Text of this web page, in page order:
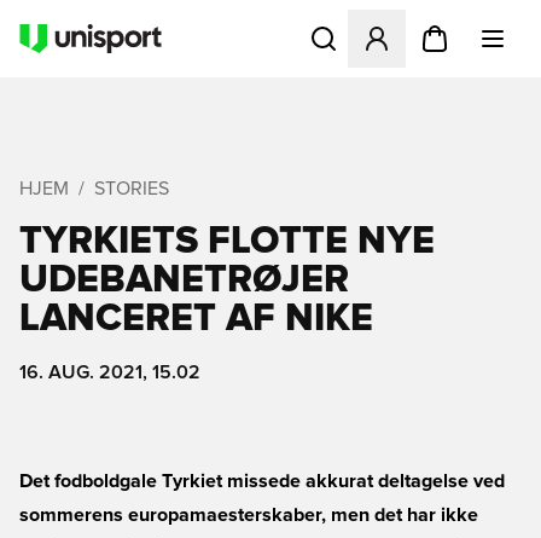
Åbner en Modal til at
HJEM STORIES
TYRKIETS FLOTTE NYE
UDEBANETRØJER
LANCERET AF NIKE
16. AUG. 2021, 15.02
Det fodboldgale Tyrkiet missede akkurat deltagelse ved
sommerens europamaesterskaber, men det har ikke